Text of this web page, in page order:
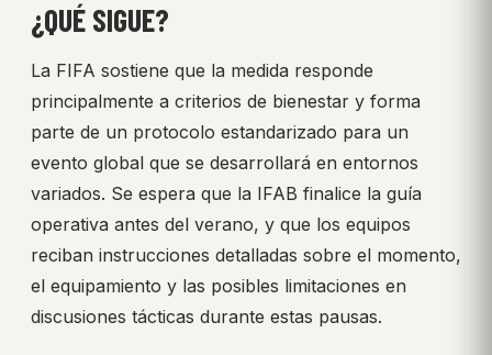
¿QUÉ SIGUE?
La FIFA sostiene que la medida responde
principalmente a criterios de bienestar y forma
parte de un protocolo estandarizado para un
evento global que se desarrollará en entornos
variados. Se espera que la IFAB finalice la guía
operativa antes del verano, y que los equipos
reciban instrucciones detalladas sobre el momento,
el equipamiento y las posibles limitaciones en
discusiones tácticas durante estas pausas.